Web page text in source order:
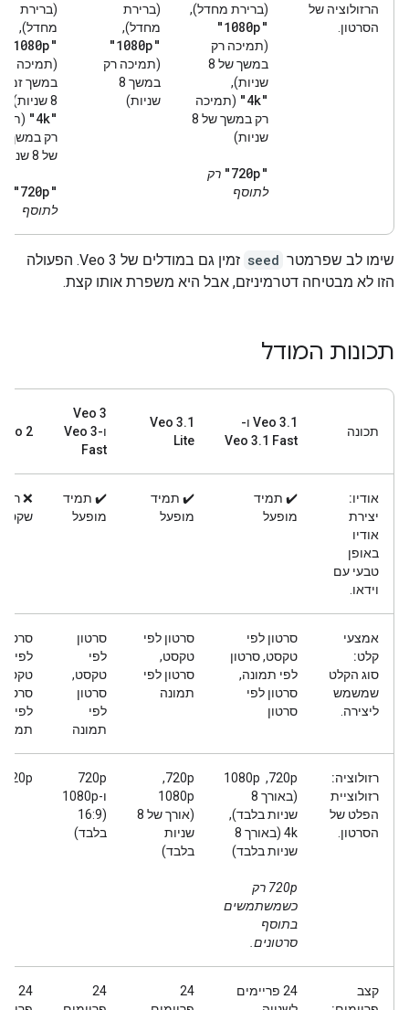
הרזולוציה של
הסרטון.
(ברירת מחדל),
"1080p"
(תמיכה רק
במשך של 8
שניות),
"4k" (תמיכה
רק במשך של 8
שניות)
"720p" רק
לתוסף
(ברירת
מחדל),
"1080p"
(תמיכה רק
במשך 8
שניות)
(ברירת
מחדל),
"1080p"
(תמיכה רק
במשך זמן
8 שניות),
"4k"
רק במשך
של 8 שניות)
"720p"
לתוסף
שימו לב שפרמטר seed
זמין גם במודלים של Veo 3. הפעולה
הזו לא מבטיחה דטרמיניזם, אבל היא משפרת אותו קצת.
תכונות המודל
תכונה
‫Veo 3.1 ו-
Veo 3.1 Fast
Veo 3.1
Lite
‫Veo 3
ו-Veo 3
Fast
Veo 2
אודיו:
יצירת
אודיו
באופן
טבעי עם
וידאו.
✔️ תמיד
מופעל
✔️ תמיד
מופעל
✔️ תמיד
מופעל
❌ רק
שקט
אמצעי
קלט:
סוג הקלט
שמשמש
ליצירה.
סרטון לפי
טקסט, סרטון
לפי תמונה,
סרטון לפי
סרטון
סרטון לפי
טקסט,
סרטון לפי
תמונה
סרטון
לפי
טקסט,
סרטון
לפי
תמונה
סרטון
לפי
סרטון
לפי
רזולוציה:
רזולוציית
הפלט של
הסרטון.
‫720p, ‏ 1080p
(באורך 8
שניות בלבד), ‏
4k (באורך 8
שניות בלבד)
720p רק
כשמשתמשים
בתוסף
סרטונים.
‫720p,
‏1080p
(אורך של 8
שניות
בלבד)
‫720p
ו-1080p
(16:9
בלבד)
720p
קצב
24 פריימים
24
24
24